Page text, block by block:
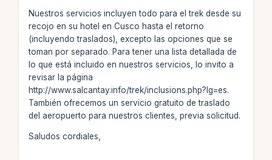
Nuestros servicios incluyen todo para el trek desde su
recojo en su hotel en Cusco hasta el retorno
(incluyendo traslados), excepto las opciones que se
toman por separado. Para tener una lista detallada de
lo que está incluido en nuestros servicios, lo invito a
revisar la página
http://www.salcantay.info/trek/inclusions.php?lg=es.
También ofrecemos un servicio gratuito de traslado
del aeropuerto para nuestros clientes, previa solicitud.
Saludos cordiales,